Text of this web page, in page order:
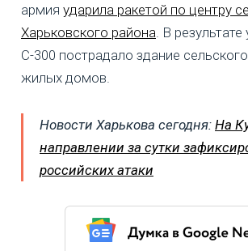
армия ударила ракетой по центру
Харьковского района . В
С-300 пострадало здание
жилых домов.
Новости Харькова сегодня: На
направлении за сутки
российских атаки